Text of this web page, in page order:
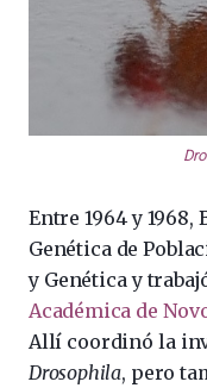
Entre 1964 y
Genética de
y Genética y
Académica de
Allí coordinó la
Drosophila, pero